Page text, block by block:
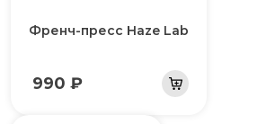
Френч-пресс Haze Lab
990 ₽